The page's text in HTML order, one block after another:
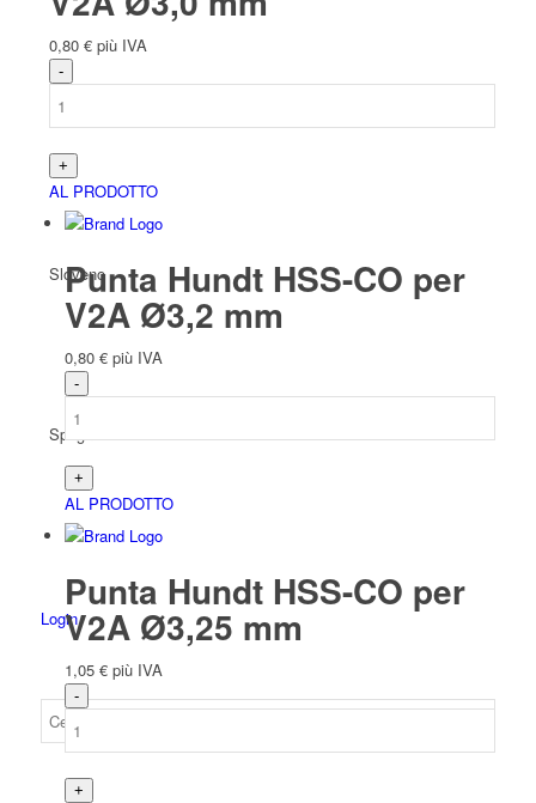
Slavo
Sloveno
Spagnolo
Login
0,80 € più IVA
AL PRODOTTO
Punta Hundt HSS-CO per
V2A Ø3,2 mm
0,80 € più IVA
AL PRODOTTO
Punta Hundt HSS-CO per
V2A Ø3,25 mm
1,05 € più IVA